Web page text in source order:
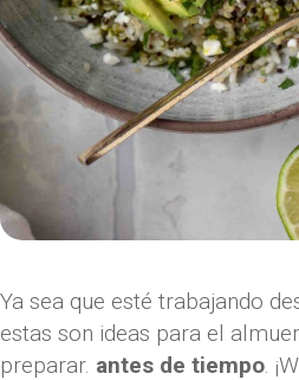
Ya sea que esté trabajando
estas son ideas para el
preparar. antes de tiempo.